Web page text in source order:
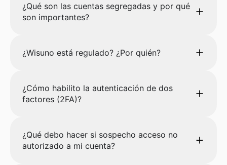
¿Qué son las cuentas segregadas y por qué
son importantes?
¿Wisuno está regulado? ¿Por quién?
¿Cómo habilito la autenticación de dos
factores (2FA)?
¿Qué debo hacer si sospecho acceso no
autorizado a mi cuenta?